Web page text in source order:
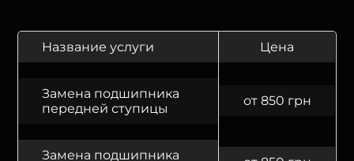
Название услуги Цена
Замена подшипника
передней ступицы
от 850 грн
Замена подшипника